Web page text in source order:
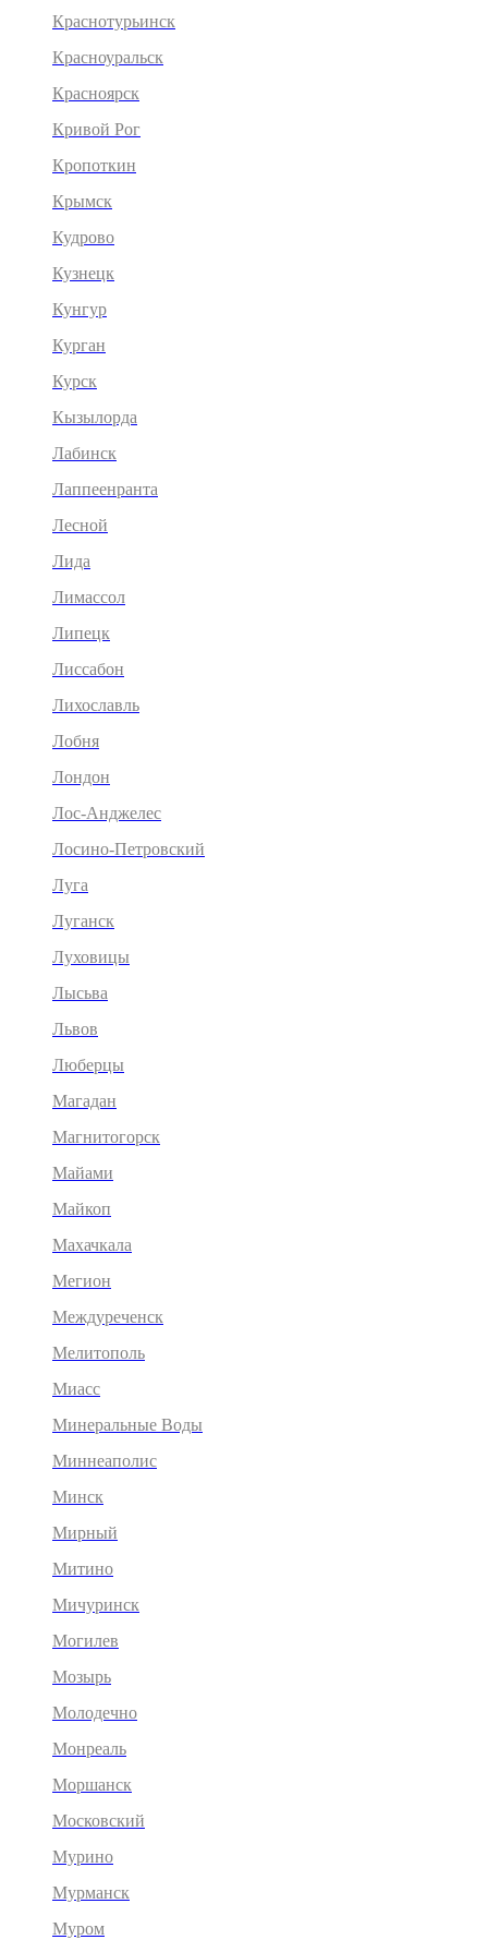
Краснотурьинск
Красноуральск
Красноярск
Кривой Рог
Кропоткин
Крымск
Кудрово
Кузнецк
Кунгур
Курган
Курск
Кызылорда
Лабинск
Лаппеенранта
Лесной
Лида
Лимассол
Липецк
Лиссабон
Лихославль
Лобня
Лондон
Лос-Анджелес
Лосино-Петровский
Луга
Луганск
Луховицы
Лысьва
Львов
Люберцы
Магадан
Магнитогорск
Майами
Майкоп
Махачкала
Мегион
Междуреченск
Мелитополь
Миасс
Минеральные Воды
Миннеаполис
Минск
Мирный
Митино
Мичуринск
Могилев
Мозырь
Молодечно
Монреаль
Моршанск
Московский
Мурино
Мурманск
Муром